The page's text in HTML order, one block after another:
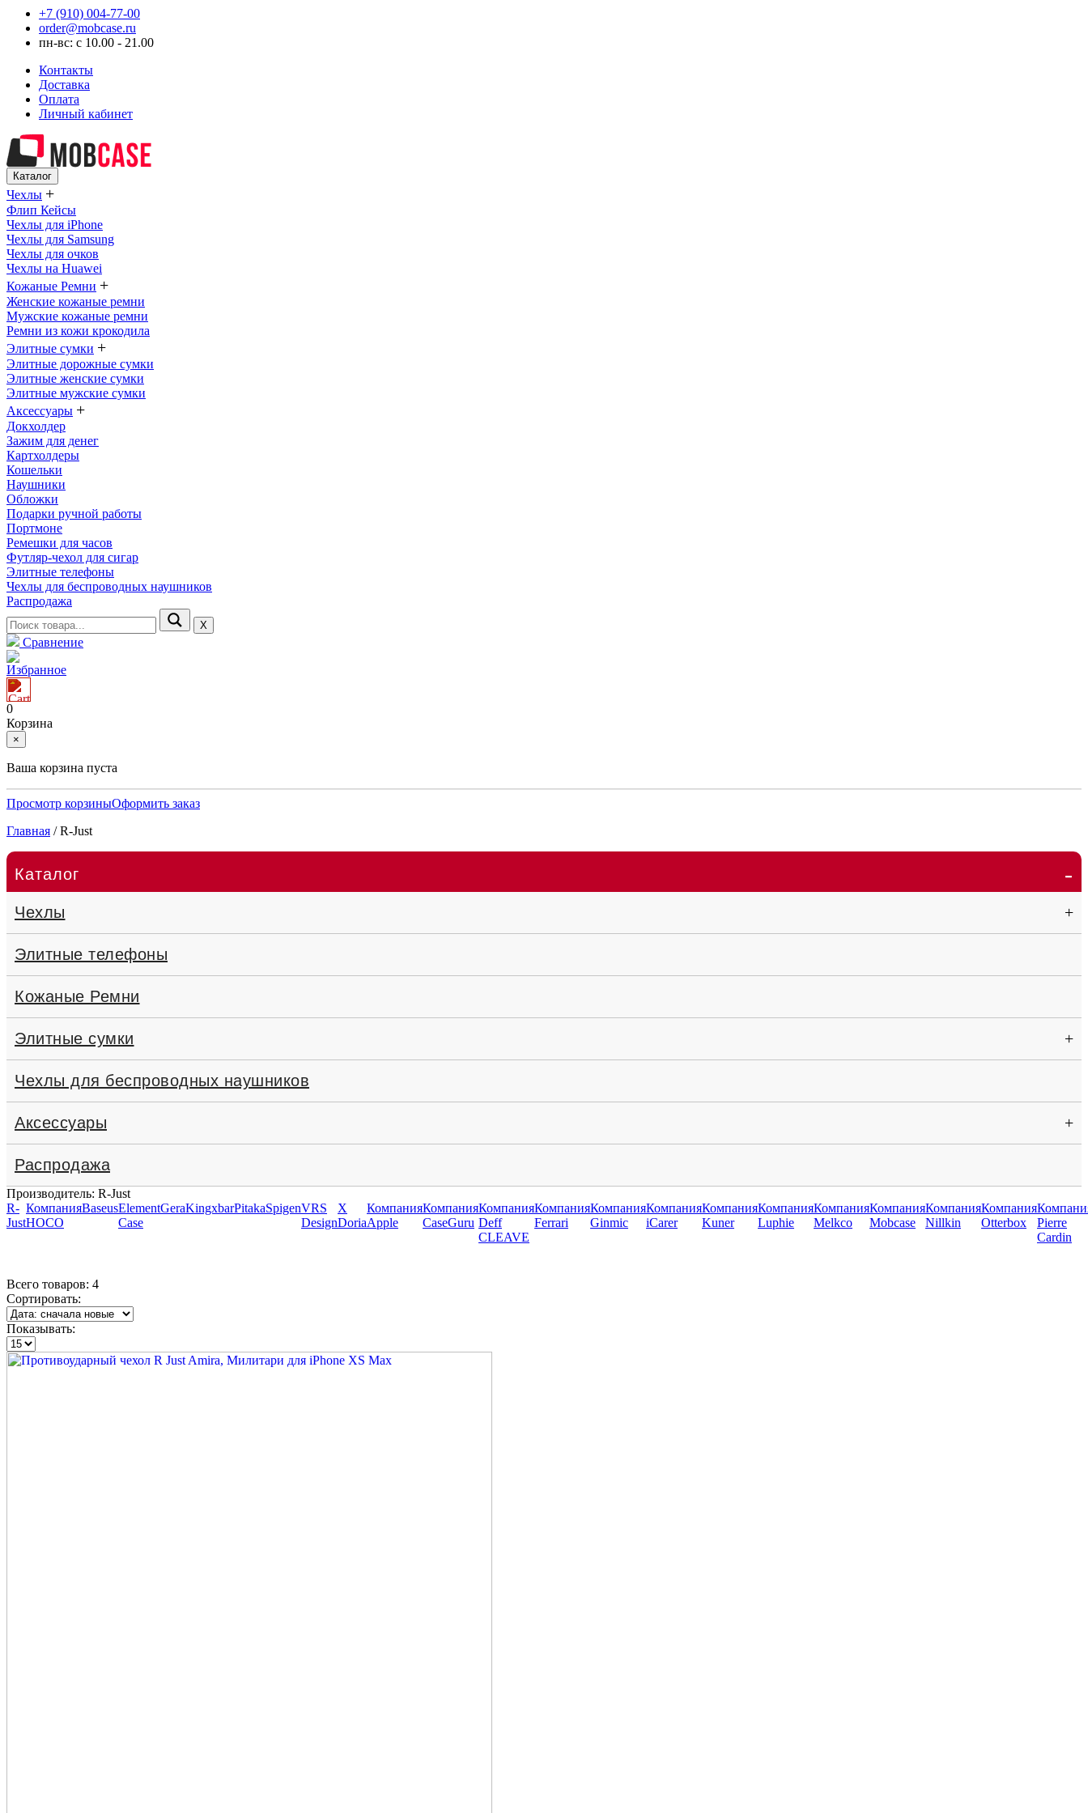
+7 (910) 004-77-00
order@mobcase.ru
пн-вс: с 10.00 - 21.00
Контакты
Доставка
Оплата
Личный кабинет
Каталог
Чехлы +
Флип Кейсы
Чехлы для iPhone
Чехлы для Samsung
Чехлы для очков
Чехлы на Huawei
Кожаные Ремни +
Женские кожаные ремни
Мужские кожаные ремни
Ремни из кожи крокодила
Элитные сумки +
Элитные дорожные сумки
Элитные женские сумки
Элитные мужские сумки
Аксессуары +
Докхолдер
Зажим для денег
Картхолдеры
Кошельки
Наушники
Обложки
Подарки ручной работы
Портмоне
Ремешки для часов
Футляр-чехол для сигар
Элитные телефоны
Чехлы для беспроводных наушников
Распродажа
Х
Сравнение
Избранное
0
Корзина
×
Ваша корзина пуста
Просмотр корзиныОформить заказ
Главная /R-Just
Каталог -
Чехлы +
Элитные телефоны
Кожаные Ремни
Элитные сумки +
Чехлы для беспроводных наушников
Аксессуары +
Распродажа
Производитель: R-Just
R-
Just
Компания
HOCO
BaseusElement
Case
GeraKingxbarPitakaSpigenVRS
Design
X
Doria
Компания
Apple
Компания
CaseGuru
Компания
Deff
CLEAVE
Компания
Ferrari
Компания
Ginmic
Компания
iCarer
Компания
Kuner
Компания
Luphie
Компания
Melkco
Компания
Mobcase
Компания
Nillkin
Компания
Otterbox
Pierre
Cardin
Всего товаров: 4
Сортировать:
Показывать: